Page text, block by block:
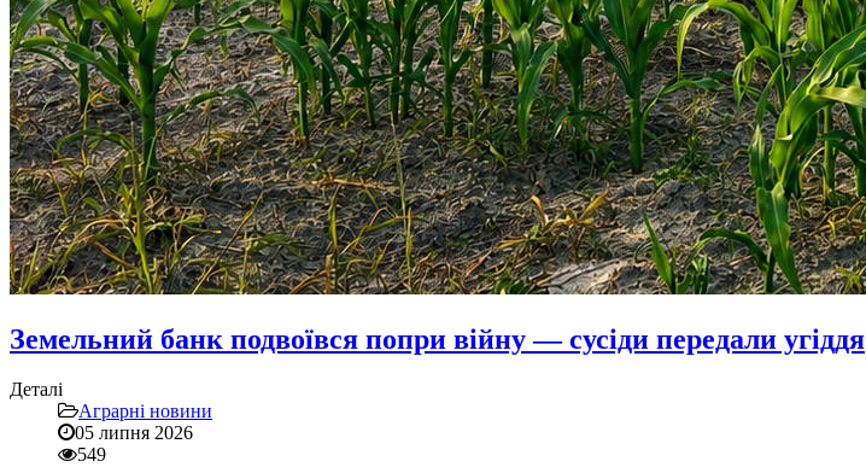
Земельний банк подвоївся попри війну — сусіди передали угіддя
Деталі
Аграрні новини
05 липня 2026
549